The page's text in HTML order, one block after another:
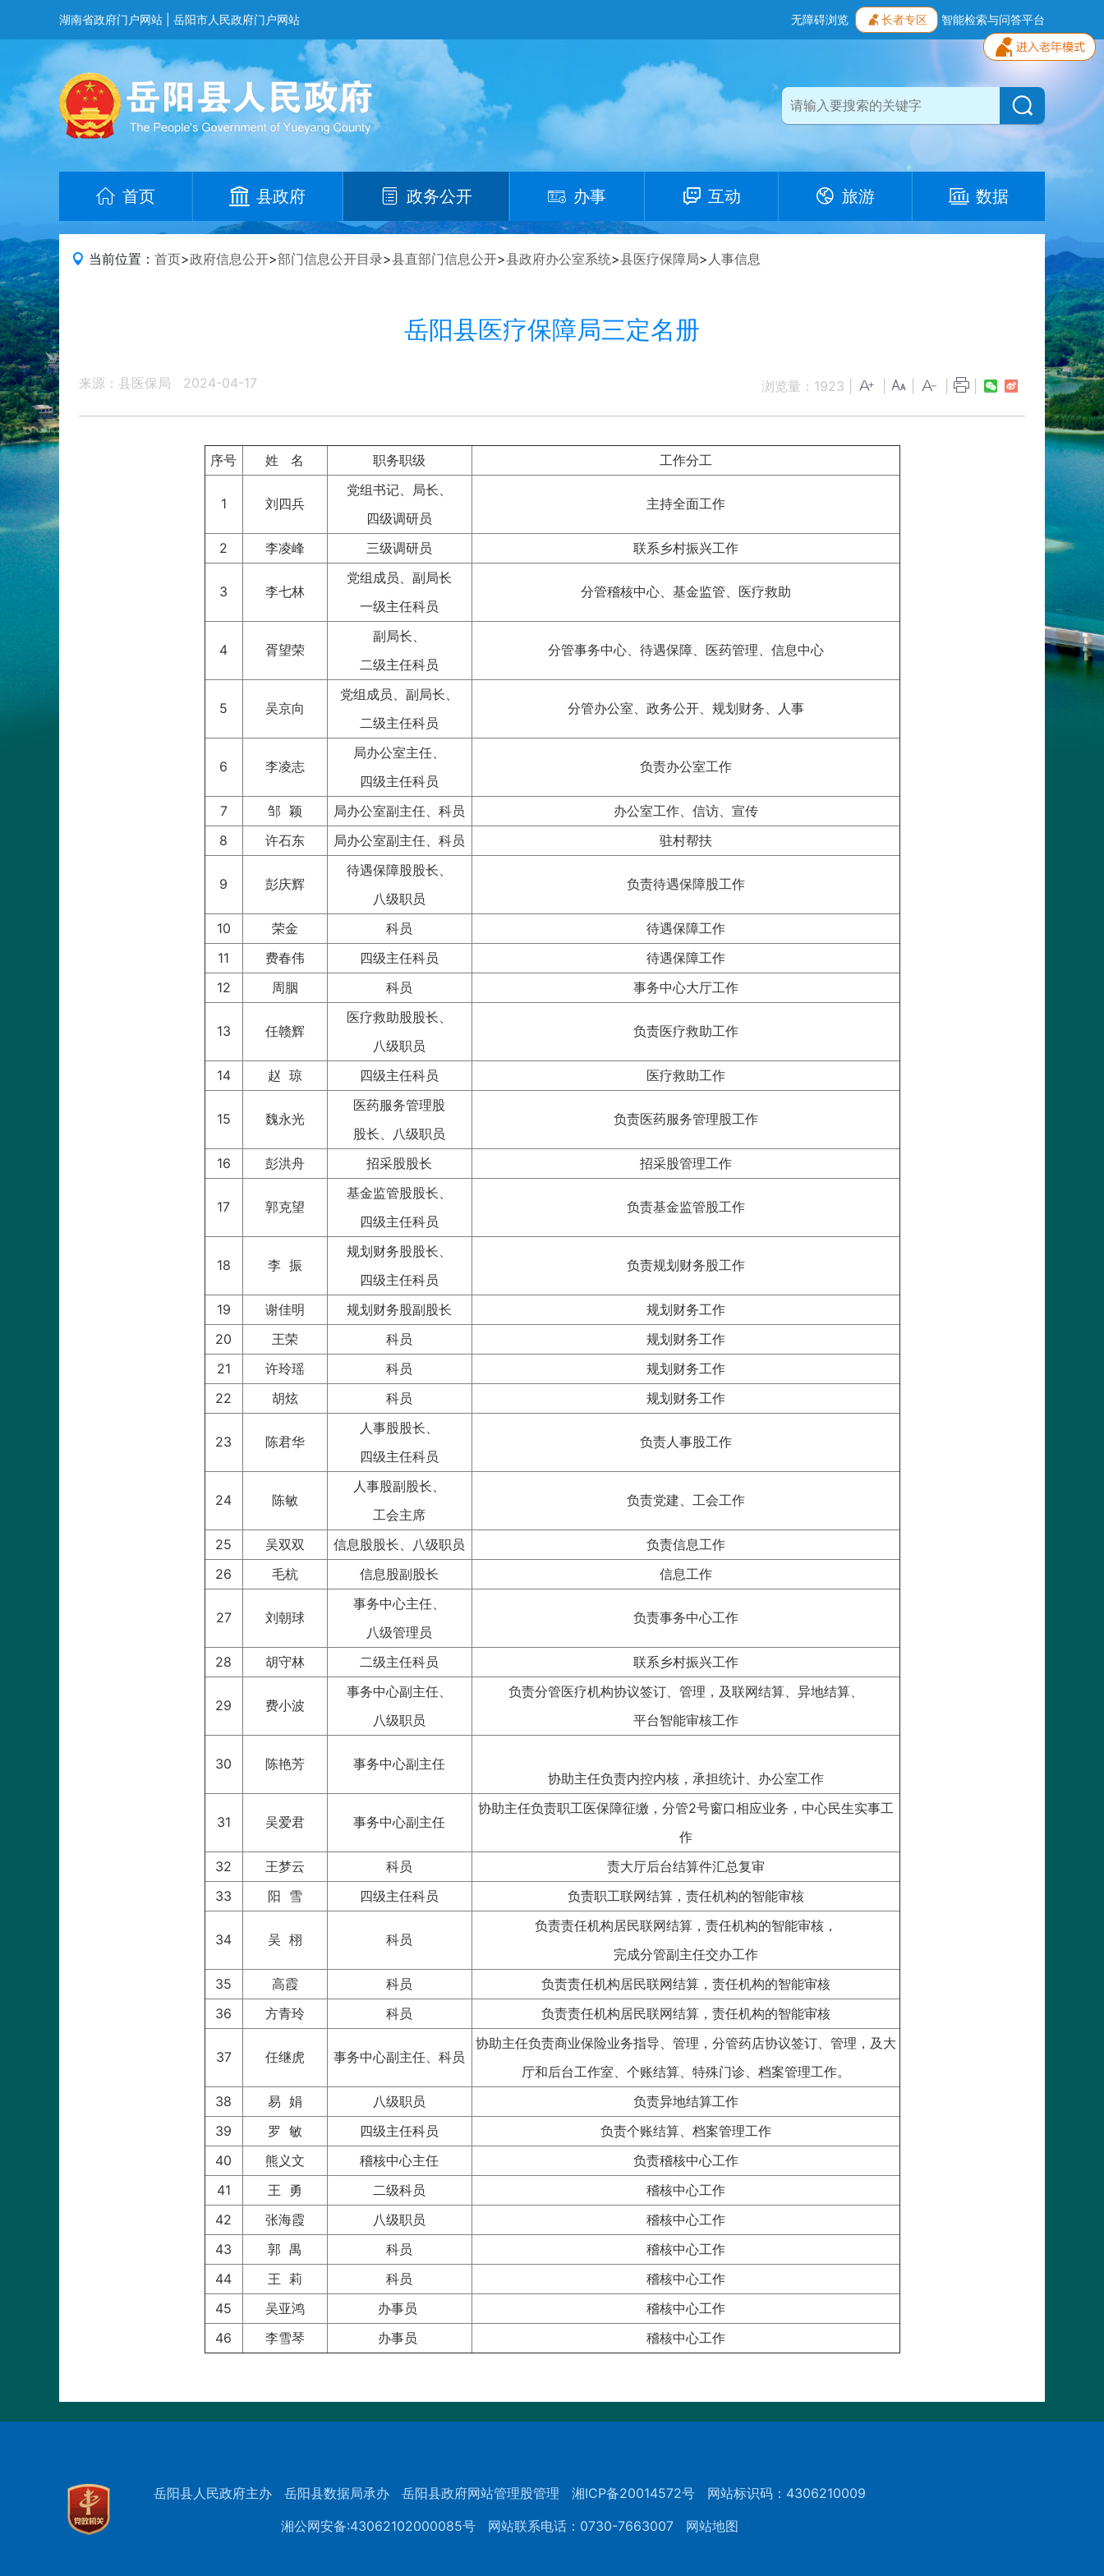
湖南省政府门户网站 岳阳市人民政府门户网站 无障碍浏览 长者专区 智能检索与问答平台
首页 县政府 政务公开 办事 互动 旅游 数据
当前位置： 首页>政府信息公开>部门信息公开目录>县直部门信息公开>县政府办公室系统>县医疗保障局> 人事信息
岳阳县医疗保障局三定名册
来源：县医保局 2024-04-17 浏览量： 1923
序号 姓 名 职务职级 工作分工
1 刘四兵
党组书记、局长、
四级调研员
主持全面工作
2 李凌峰 三级调研员 联系乡村振兴工作
3 李七林
党组成员、副局长
一级主任科员
分管稽核中心、基金监管、医疗救助
4 胥望荣
副局长、
二级主任科员
分管事务中心、待遇保障、医药管理、信息中心
5 吴京向
党组成员、副局长、
二级主任科员
分管办公室、政务公开、规划财务、人事
6 李凌志
局办公室主任、
四级主任科员
负责办公室工作
7 邹 颖 局办公室副主任、科员
办公室工作、信访、宣传
8
许石东 局办公室副主任、科员 驻村帮扶
9 彭庆辉
待遇保障股股长、
八级职员
负责待遇保障股工作
10 荣金 科员
待遇保障工作
11
费春伟 四级主任科员
待遇保障工作
12
周胭 科员 事务中心大厅工作
13 任赣辉
医疗救助股股长、
八级职员
负责医疗救助工作
14 赵 琼 四级主任科员 医疗救助工作
15 魏永光
医药服务管理股
股长、八级职员
负责医药服务管理股工作
16 彭洪舟 招采股股长 招采股管理工作
17 郭克望
基金监管股股长、
四级主任科员
负责基金监管股工作
18 李 振
规划财务股股长、
四级主任科员
负责规划财务股工作
19 谢佳明 规划财务股副股长
规划财务工作
20
王荣 科员
规划财务工作
21
许玲瑶 科员
规划财务工作
22
胡炫 科员 规划财务工作
23 陈君华
人事股股长、
四级主任科员
负责人事股工作
24 陈敏
人事股副股长、
工会主席
负责党建、工会工作
25 吴双双 信息股股长、八级职员
负责信息工作
26
毛杭 信息股副股长 信息工作
27 刘朝球
事务中心主任、
八级管理员
负责事务中心工作
28 胡守林 二级主任科员 联系乡村振兴工作
29 费小波
事务中心副主任、
八级职员
负责分管医疗机构协议签订、管理，及联网结算、异地结算、
平台智能审核工作
30 陈艳芳
事务中心副主任
协助主任负责内控内核，承担统计、办公室工作
31 吴爱君 事务中心副主任
协助主任负责职工医保障征缴，分管2号窗口相应业务，中心民生实事工
作
32
王梦云 科员
责大厅后台结算件汇总复审
33
阳 雪 四级主任科员 负责职工联网结算，责任机构的智能审核
34 吴 栩 科员
负责责任机构居民联网结算，责任机构的智能审核，
完成分管副主任交办工作
35
高霞 科员
负责责任机构居民联网结算，责任机构的智能审核
36
方青玲 科员 负责责任机构居民联网结算，责任机构的智能审核
37 任继虎 事务中心副主任、科员
协助主任负责商业保险业务指导、管理，分管药店协议签订、管理，及大
厅和后台工作室、个账结算、特殊门诊、档案管理工作。
38
易 娟 八级职员
负责异地结算工作
39
罗 敏 四级主任科员
负责个账结算、档案管理工作
40
熊义文 稽核中心主任
负责稽核中心工作
41
王 勇 二级科员
稽核中心工作
42
张海霞 八级职员
稽核中心工作
43
郭 禺 科员
稽核中心工作
44
王 莉 科员
稽核中心工作
45
吴亚鸿 办事员
稽核中心工作
46
李雪琴 办事员 稽核中心工作
岳阳县人民政府主办 岳阳县数据局承办 岳阳县政府网站管理股管理 湘ICP备20014572号
网站标识码：4306210009
湘公网安备:43062102000085号
网站联系电话：0730-7663007 网站地图